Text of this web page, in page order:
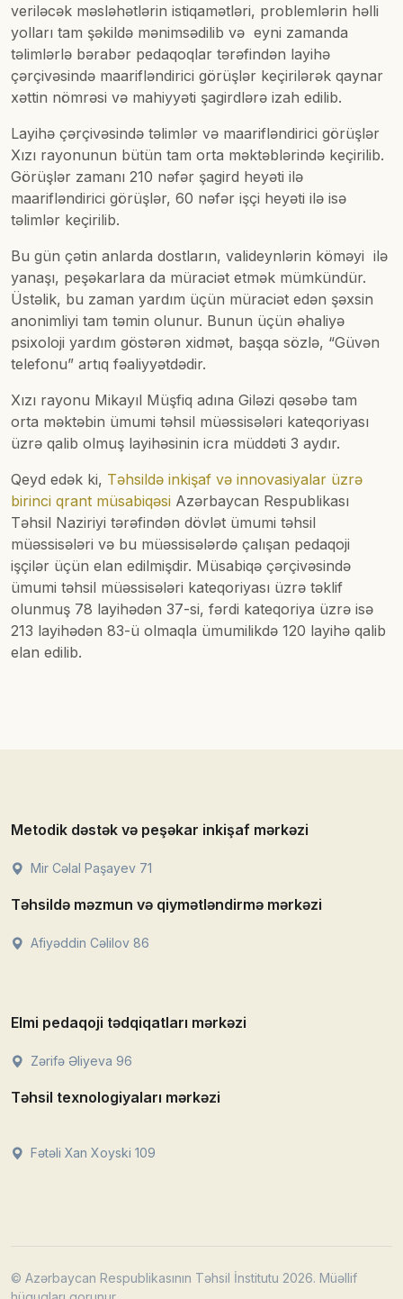
veriləcək məsləhətlərin istiqamətləri, problemlərin həlli
yolları tam şəkildə mənimsədilib və eyni zamanda
təlimlərlə bərabər pedaqoqlar tərəfindən layihə
çərçivəsində maarifləndirici görüşlər keçirilərək qaynar
xəttin nömrəsi və mahiyyəti şagirdlərə izah edilib.
Layihə çərçivəsində təlimlər və maarifləndirici görüşlər
Xızı rayonunun bütün tam orta məktəblərində keçirilib.
Görüşlər zamanı 210 nəfər şagird heyəti ilə
maarifləndirici görüşlər, 60 nəfər işçi heyəti ilə isə
təlimlər keçirilib.
Bu gün çətin anlarda dostların, valideynlərin köməyi ilə
yanaşı, peşəkarlara da müraciət etmək mümkündür.
Üstəlik, bu zaman yardım üçün müraciət edən şəxsin
anonimliyi tam təmin olunur. Bunun üçün əhaliyə
psixoloji yardım göstərən xidmət, başqa sözlə, “Güvən
telefonu” artıq fəaliyyətdədir.
Xızı rayonu Mikayıl Müşfiq adına Giləzi qəsəbə tam
orta məktəbin ümumi təhsil müəssisələri kateqoriyası
üzrə qalib olmuş layihəsinin icra müddəti 3 aydır.
Qeyd edək ki, Təhsildə inkişaf və innovasiyalar üzrə
birinci qrant müsabiqəsi Azərbaycan Respublikası
Təhsil Naziriyi tərəfindən dövlət ümumi təhsil
müəssisələri və bu müəssisələrdə çalışan pedaqoji
işçilər üçün elan edilmişdir. Müsabiqə çərçivəsində
ümumi təhsil müəssisələri kateqoriyası üzrə təklif
olunmuş 78 layihədən 37-si, fərdi kateqoriya üzrə isə
213 layihədən 83-ü olmaqla ümumilikdə 120 layihə qalib
elan edilib.
Metodik dəstək və peşəkar inkişaf mərkəzi
Mir Cəlal Paşayev 71
Təhsildə məzmun və qiymətləndirmə mərkəzi
Afiyəddin Cəlilov 86
Elmi pedaqoji tədqiqatları mərkəzi
Zərifə Əliyeva 96
Təhsil texnologiyaları mərkəzi
Fətəli Xan Xoyski 109
© Azərbaycan Respublikasının Təhsil İnstitutu 2026. Müəllif